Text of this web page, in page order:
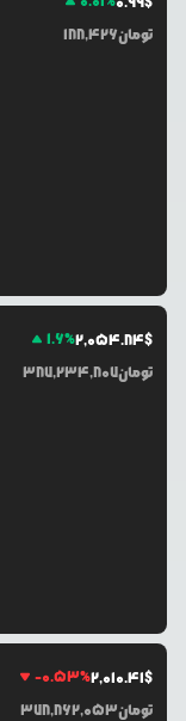
188,426تومان
1.6%2,054.84$
387,234,807تومان
-0.53%2,010.41$
378,862,053تومان